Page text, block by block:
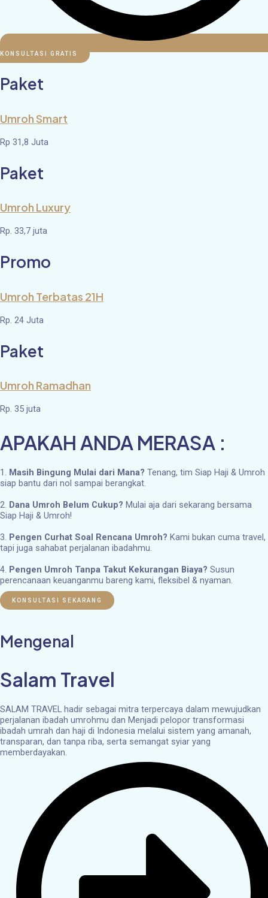
KONSULTASI GRATIS
Paket
Umroh Smart
Rp 31,8 Juta
Paket
Umroh Luxury
Rp. 33,7 juta
Promo
Umroh Terbatas 21H
Rp. 24 Juta
Paket
Umroh Ramadhan
Rp. 35 juta
APAKAH ANDA MERASA :
1. Masih Bingung Mulai dari Mana? Tenang, tim Siap Haji & Umroh
siap bantu dari nol sampai berangkat.
2. Dana Umroh Belum Cukup? Mulai aja dari sekarang bersama
Siap Haji & Umroh!
3. Pengen Curhat Soal Rencana Umroh? Kami bukan cuma travel,
tapi juga sahabat perjalanan ibadahmu.
4. Pengen Umroh Tanpa Takut Kekurangan Biaya? Susun
perencanaan keuanganmu bareng kami, fleksibel & nyaman.
KONSULTASI SEKARANG
Mengenal
Salam Travel
SALAM TRAVEL hadir sebagai mitra terpercaya dalam mewujudkan
perjalanan ibadah umrohmu dan Menjadi pelopor transformasi
ibadah umrah dan haji di Indonesia melalui sistem yang amanah,
transparan, dan tanpa riba, serta semangat syiar yang
memberdayakan.